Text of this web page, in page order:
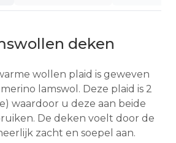
deken
wollen plaid is geweven
lamswol. Deze plaid is 2
waardoor u deze aan beide
De deken voelt door de
zacht en soepel aan.